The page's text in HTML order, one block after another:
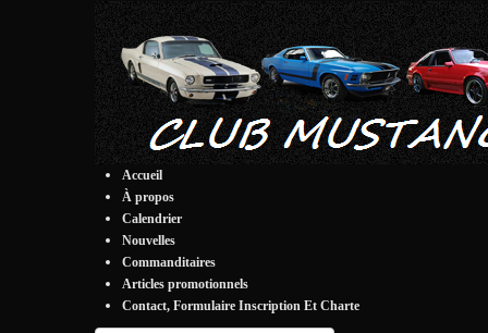
Accueil
À propos
Calendrier
Nouvelles
Commanditaires
Articles promotionnels
Contact, Formulaire Inscription Et Charte